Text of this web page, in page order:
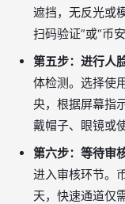
遮挡，无反光或
扫码验证”或“币
第五步：进行人
体检测。选择使
央，根据屏幕指
戴帽子、眼镜或
第六步：等待审
进入审核环节。
天，快速通道仅